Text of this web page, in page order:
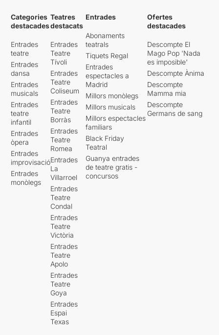
Categories
destacades
Entrades
teatre
Entrades
dansa
Entrades
musicals
Entrades
teatre
infantil
Entrades
òpera
Entrades
improvisació
Entrades
monòlegs
Teatres
destacats
Entrades
Teatre
Tívoli
Entrades
Teatre
Coliseum
Entrades
Teatre
Borràs
Entrades
Teatre
Romea
Entrades
La
Villarroel
Entrades
Teatre
Condal
Entrades
Teatre
Victòria
Entrades
Teatre
Apolo
Entrades
Teatre
Goya
Entrades
Espai
Texas
Entrades
Abonaments
teatrals
Tiquets Regal
Entrades
espectacles a
Madrid
Millors monòlegs
Millors musicals
Millors espectacles
familiars
Black Friday
Teatral
Guanya entrades
de teatre gratis -
concursos
Ofertes
destacades
Descompte El
Mago Pop 'Nada
es imposible'
Descompte Ànima
Descompte
Mamma mia
Descompte
Germans de sang